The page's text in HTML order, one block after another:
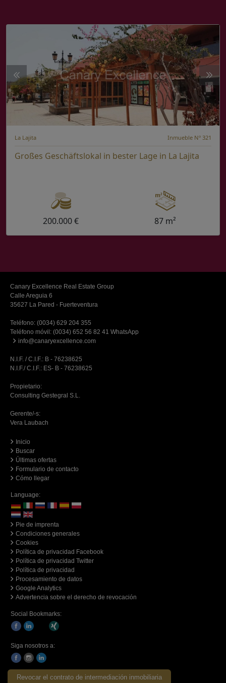
La Lajita Inmueble Nº 321
Großes Geschäftslokal in bester Lage in La Lajita
200.000 € 87 m²
Canary Excellence Real Estate Group
Calle Areguia 6
35627 La Pared - Fuerteventura
Teléfono: (0034) 629 204 355
Teléfono móvil: (0034) 652 56 82 41 WhatsApp
info@canaryexcellence.com
N.I.F. / C.I.F.: B - 76238625
N.I.F./ C.I.F.: ES- B - 76238625
Propietario:
Consulting Gestegral S.L.
Gerente/-s:
Vera Laubach
Inicio
Buscar
Últimas ofertas
Formulario de contacto
Cómo llegar
Language:
Pie de imprenta
Condiciones generales
Cookies
Política de privacidad Facebook
Política de privacidad Twitter
Política de privacidad
Procesamiento de datos
Google Analytics
Advertencia sobre el derecho de revocación
Social Bookmarks:
Siga nosotros a:
Revocar el contrato de intermediación inmobiliaria